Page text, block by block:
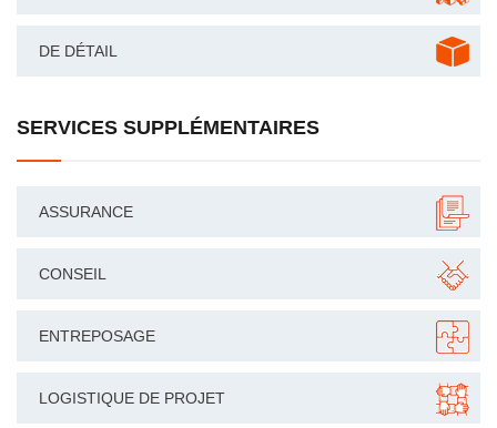
DE DÉTAIL
SERVICES SUPPLÉMENTAIRES
ASSURANCE
CONSEIL
ENTREPOSAGE
LOGISTIQUE DE PROJET